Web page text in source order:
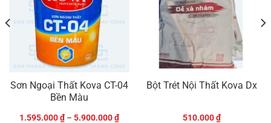
Sơn Ngoại Thất Kova CT-04
Bền Màu
1.595.000₫– 5.900.000₫
Bột Trét Nội Thất Kova Dx
510.000₫